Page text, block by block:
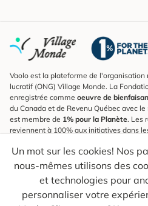
Un mot sur les cookies! Nos
nous-mêmes utilisons des
et technologies pour
personnaliser votre
Vaolo est la plateforme de
lucratif (ONG) Village Monde. La
enregistrée comme oeuvre de
du Canada et de Revenu Québec avec
est membre de 1% pour la Planète. Les
reviennent à 100% aux initiatives dans
S'inscrire à l'infolettre
Pour connaître les nouveautés, suivre
astuces pour des voyages plus
Ton courriel